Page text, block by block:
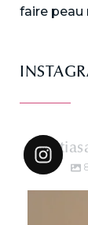
faire peau